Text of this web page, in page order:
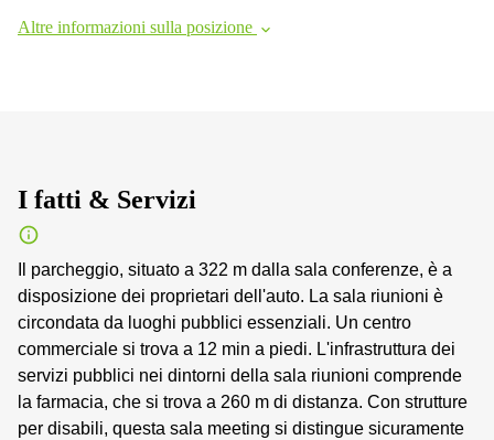
Altre informazioni sulla posizione
I fatti & Servizi
Il parcheggio, situato a 322 m dalla sala conferenze, è a
disposizione dei proprietari dell'auto. La sala riunioni è
circondata da luoghi pubblici essenziali. Un centro
commerciale si trova a 12 min a piedi. L'infrastruttura dei
servizi pubblici nei dintorni della sala riunioni comprende
la farmacia, che si trova a 260 m di distanza. Con strutture
per disabili, questa sala meeting si distingue sicuramente